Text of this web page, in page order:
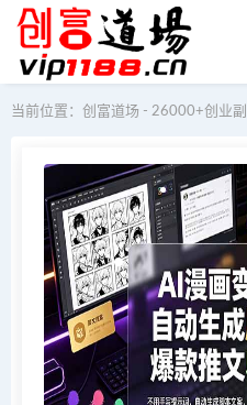
当前位置： 创富道场 - 26000+创业副业课